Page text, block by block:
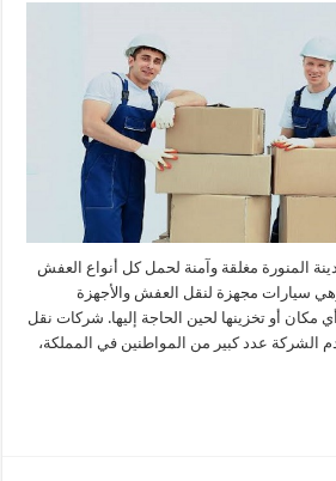
المنورة مغلقة وآمنة لحمل كل أنواع العفش
سيارات مجهزة لنقل العفش والأجهزة
مكان أو تخزينها لحين الحاجة إليها. شركات نقل
الشركة عدد كبير من المواطنين في المملكة،